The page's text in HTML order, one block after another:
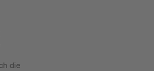
die